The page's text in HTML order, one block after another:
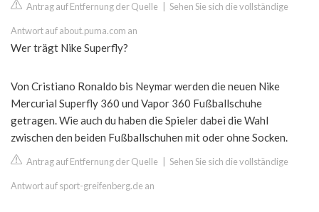
Antrag auf Entfernung der Quelle Sehen Sie sich die vollständige
Antwort auf about.puma.com an
Wer trägt Nike Superfly?
Von Cristiano Ronaldo bis Neymar werden die neuen Nike
Mercurial Superfly 360 und Vapor 360 Fußballschuhe
getragen. Wie auch du haben die Spieler dabei die Wahl
zwischen den beiden Fußballschuhen mit oder ohne Socken.
Antrag auf Entfernung der Quelle Sehen Sie sich die vollständige
Antwort auf sport-greifenberg.de an